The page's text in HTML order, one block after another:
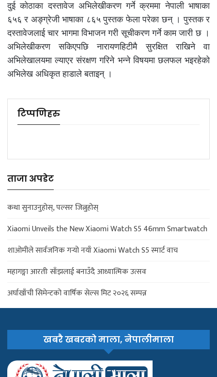
दुई कोठाका दस्तावेज अभिलेखीकरण गर्ने क्रममा नेपाली भाषाका
६५६ र अङ्ग्रेजी भाषाका ८६५ पुस्तक फेला परेका छन् । पुस्तक र
दस्तावेजलाई चार भागमा विभाजन गरी सूचीकरण गर्ने काम जारी छ ।
अभिलेखीकरण सकिएपछि नारायणहिटीमै सुरक्षित राखिने वा
अभिलेखालयमा ल्याएर संरक्षण गरिने भन्ने विषयमा छलफल भइरहेको
अभिलेख अधिकृत हाडाले बताइन् ।
टिप्पणिहरु
ताजा अपडेट
कथा सुनाउनुहोस्, पल्सर जित्नुहोस्
Xiaomi Unveils the New Xiaomi Watch S5 46mm Smartwatch
शाओमीले सार्वजनिक गर्‍यो नयाँ Xiaomi Watch S5 स्मार्ट वाच
महागङ्गा आरतीः साँझलाई बनाउँदै आध्यात्मिक उत्सव
अर्घाखाँची सिमेन्टको वार्षिक सेल्स मिट २०२६ सम्पन्न
खबरै खबरको माला, नेपालीमाला